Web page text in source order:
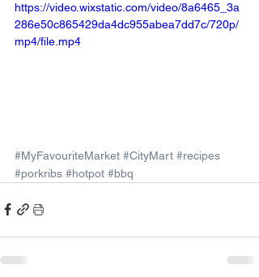
https://video.wixstatic.com/video/8a6465_3a
286e50c865429da4dc955abea7dd7c/720p/
mp4/file.mp4
#MyFavouriteMarket #CityMart #recipes
#porkribs #hotpot #bbq